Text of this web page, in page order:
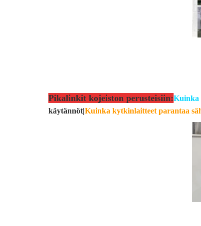
Pikalinkit kojeiston perusteisiin:Kuinka
käytännöt|Kuinka kytkinlaitteet parantaa